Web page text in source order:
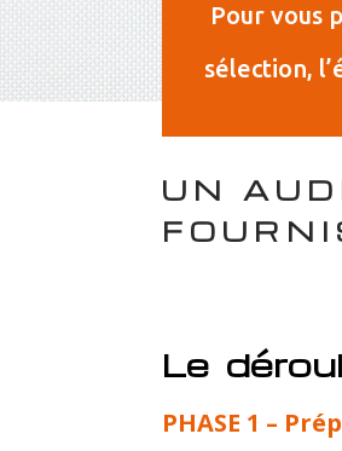
Pour vous
sélection,
UN
Le
PHASE 1 –